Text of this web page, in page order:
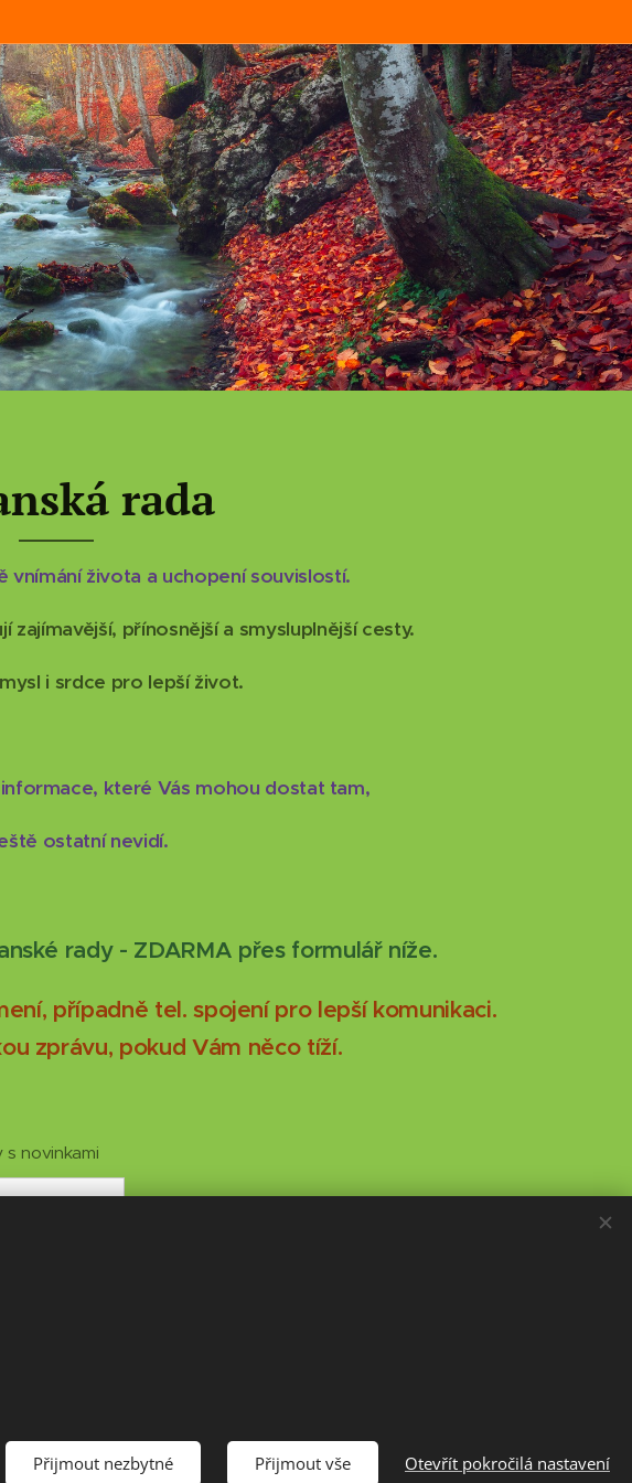
rada
vnímání života a uchopení souvislostí.
přínosnější a smysluplnější cesty.
i srdce pro lepší život.
které Vás mohou dostat tam,
ostatní nevidí.
rady - ZDARMA přes formulář níže.
případně tel. spojení pro lepší komunikaci.
zprávu, pokud Vám něco tíží.
s novinkami
Přijmout nezbytné Přijmout vše Otevřít pokročilá nastavení